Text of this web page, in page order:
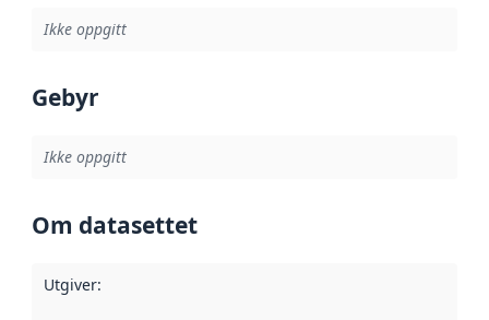
Ikke oppgitt
Gebyr
Ikke oppgitt
Om datasettet
Utgiver: